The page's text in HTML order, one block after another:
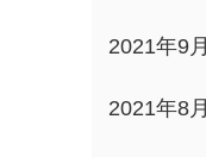
2021年9月
2021年8月